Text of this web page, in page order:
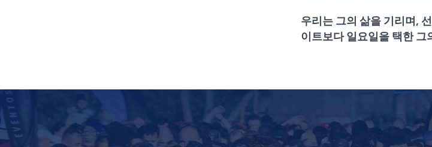
우리는 그의 삶을 기리며,
이트보다 일요일을 택한 그